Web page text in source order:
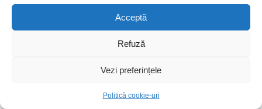
Acceptă
Refuză
Vezi preferințele
Politică cookie-uri
fiind comparată adeseori de critici cu Cehov și John
Cheever. Compartimentul Împrumut Carte pentru Adulți al
Bibliotecii Județene „Gh. Asachi” Iași vă propune să
carte dedicată acesteia. Vă invităm să împrumutați din